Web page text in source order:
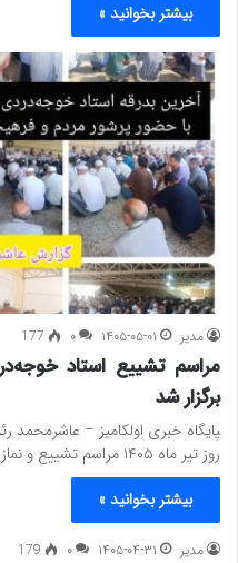
بیشتر بخوانید »
مدیر ۱۴۰۵-۰۵-۰۱ ۰ 177
مراسم تشییع استاد
برگزار شد
روز تیر ماه ۱۴۰۵ مراسم تشییع و نماز…
بیشتر بخوانید »
مدیر ۱۴۰۵-۰۴-۳۱ ۰ 179